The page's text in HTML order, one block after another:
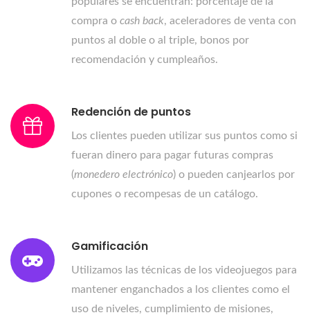
compra o cash back, aceleradores de venta con
puntos al doble o al triple, bonos por
recomendación y cumpleaños.
Redención de puntos
Los clientes pueden utilizar sus puntos como si
fueran dinero para pagar futuras compras
(monedero electrónico) o pueden canjearlos por
cupones o recompesas de un catálogo.
Gamificación
Utilizamos las técnicas de los videojuegos para
mantener enganchados a los clientes como el
uso de niveles, cumplimiento de misiones,